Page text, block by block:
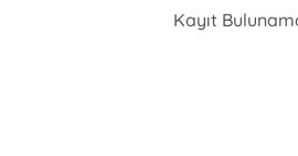
Kayıt